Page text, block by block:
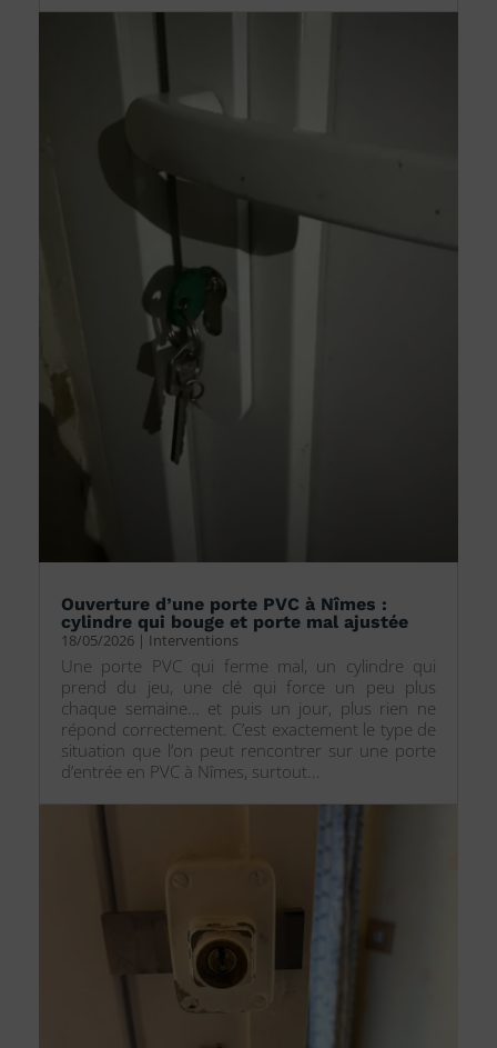
Ouverture d’une porte PVC à Nîmes :
cylindre qui bouge et porte mal ajustée
18/05/2026 | Interventions
Une porte PVC qui ferme mal, un cylindre qui
prend du jeu, une clé qui force un peu plus
chaque semaine… et puis un jour, plus rien ne
répond correctement. C’est exactement le type de
situation que l’on peut rencontrer sur une porte
d’entrée en PVC à Nîmes, surtout...